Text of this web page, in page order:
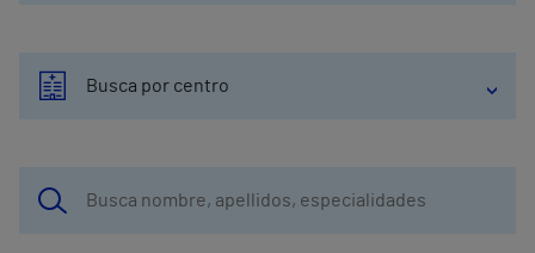
Busca por centro